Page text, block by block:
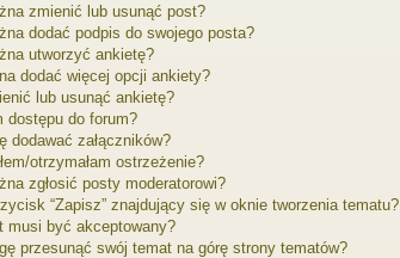
zmienić lub usunąć post?
dodać podpis do swojego posta?
utworzyć ankietę?
dodać więcej opcji ankiety?
lub usunąć ankietę?
dostępu do forum?
dodawać załączników?
otrzymałam ostrzeżenie?
zgłosić posty moderatorowi?
“Zapisz” znajdujący się w oknie tworzenia tematu?
musi być akceptowany?
przesunąć swój temat na górę strony tematów?